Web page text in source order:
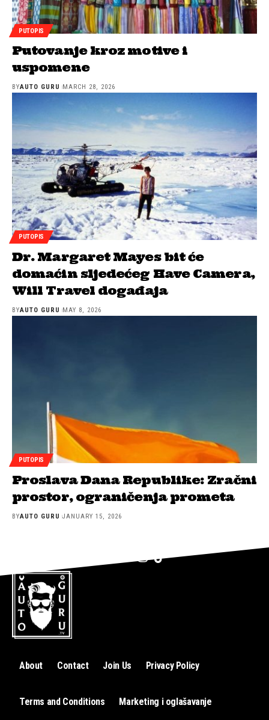
PUTOPIS
Putovanje kroz motive i
uspomene
BYAUTO GURU MARCH 28, 2026
PUTOPIS
Dr. Margaret Mayes bit će
domaćin sljedećeg Have Camera,
Will Travel događaja
BYAUTO GURU MAY 8, 2026
PUTOPIS
Proslava Dana Republike: Zračni
prostor, ograničenja prometa
BYAUTO GURU JANUARY 15, 2026
About Contact Join Us Privacy Policy
Terms and Conditions Marketing i oglašavanje